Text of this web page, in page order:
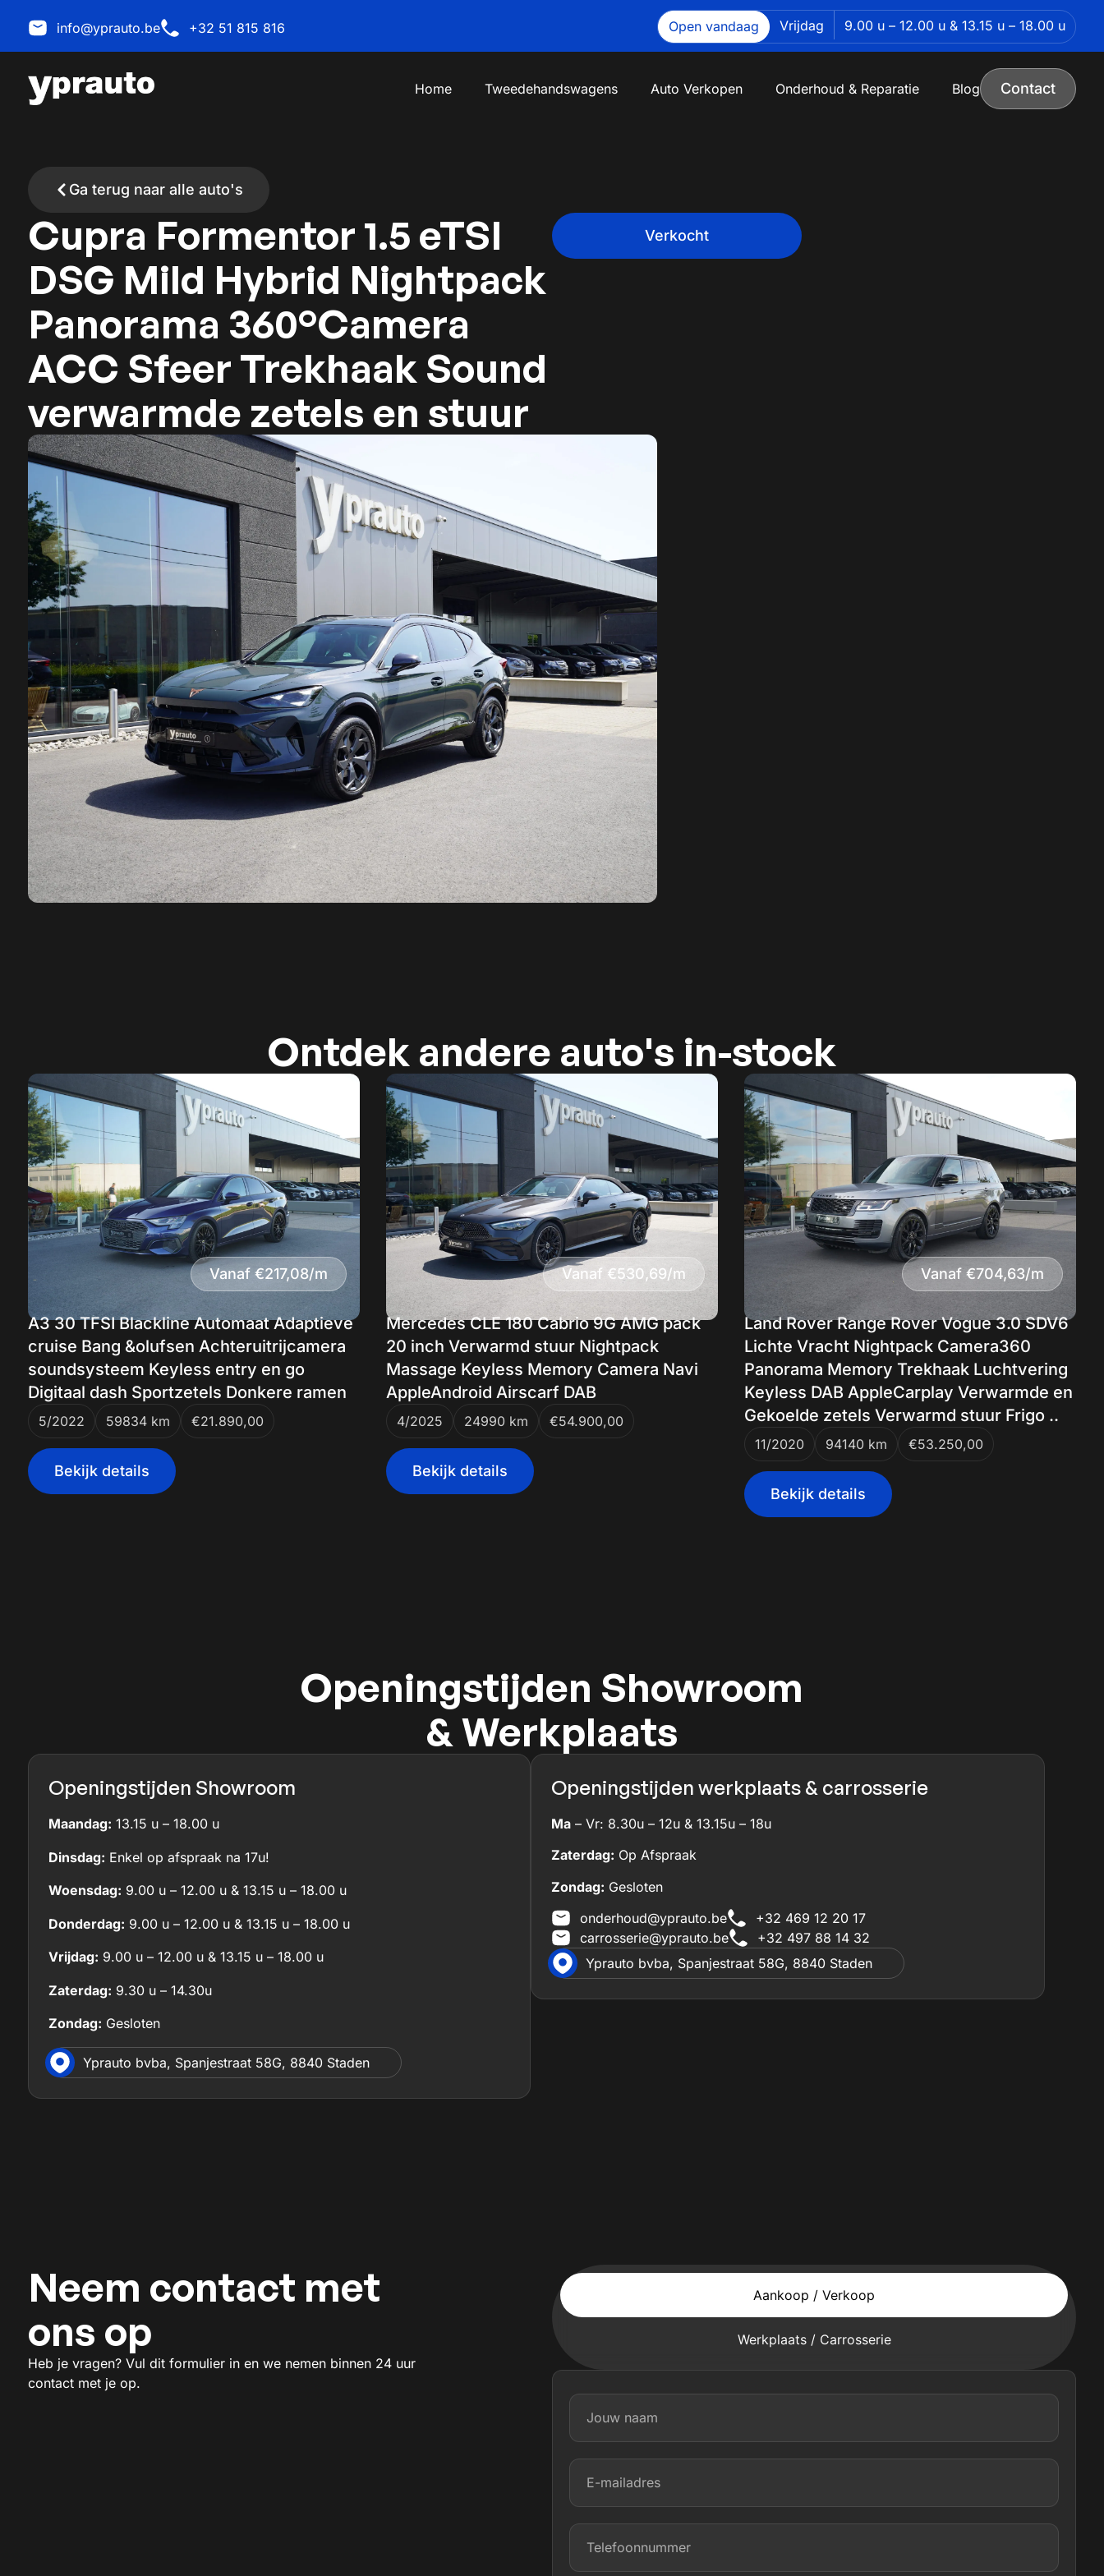
info@yprauto.be +32 51 815 816 Open vandaag Vrijdag 9.00 u – 12.00 u & 13.15 u – 18.00 u
Home Tweedehandswagens Auto Verkopen Onderhoud & Reparatie Blog Contact
Ga terug naar alle auto's
Cupra Formentor 1.5 eTSI
DSG Mild Hybrid Nightpack
Panorama 360°Camera
ACC Sfeer Trekhaak Sound
verwarmde zetels en stuur
Verkocht
Ontdek andere auto's in-stock
Vanaf €217,08/m
A3 30 TFSI Blackline Automaat Adaptieve
cruise Bang &olufsen Achteruitrijcamera
soundsysteem Keyless entry en go
Digitaal dash Sportzetels Donkere ramen
5/2022 59834 km €21.890,00
Bekijk details
Vanaf €530,69/m
Mercedes CLE 180 Cabrio 9G AMG pack
20 inch Verwarmd stuur Nightpack
Massage Keyless Memory Camera Navi
AppleAndroid Airscarf DAB
4/2025 24990 km €54.900,00
Bekijk details
Vanaf €704,63/m
Land Rover Range Rover Vogue 3.0 SDV6
Lichte Vracht Nightpack Camera360
Panorama Memory Trekhaak Luchtvering
Keyless DAB AppleCarplay Verwarmde en
Gekoelde zetels Verwarmd stuur Frigo ..
11/2020 94140 km €53.250,00
Bekijk details
Openingstijden Showroom
& Werkplaats
Openingstijden Showroom
Maandag: 13.15 u – 18.00 u
Dinsdag: Enkel op afspraak na 17u!
Woensdag: 9.00 u – 12.00 u & 13.15 u – 18.00 u
Donderdag: 9.00 u – 12.00 u & 13.15 u – 18.00 u
Vrijdag: 9.00 u – 12.00 u & 13.15 u – 18.00 u
Zaterdag: 9.30 u – 14.30u
Zondag: Gesloten
Yprauto bvba, Spanjestraat 58G, 8840 Staden
Openingstijden werkplaats & carrosserie
Ma – Vr: 8.30u – 12u & 13.15u – 18u
Zaterdag: Op Afspraak
Zondag: Gesloten
onderhoud@yprauto.be
+32 469 12 20 17
carrosserie@yprauto.be
+32 497 88 14 32
Yprauto bvba, Spanjestraat 58G, 8840 Staden
Neem contact met
ons op
Heb je vragen? Vul dit formulier in en we nemen binnen 24 uur
contact met je op.
Aankoop / Verkoop
Werkplaats / Carrosserie